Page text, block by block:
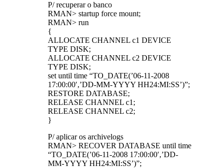
P/ recuperar o banco
RMAN> startup force mount;
RMAN> run
{
ALLOCATE CHANNEL c1 DEVICE
TYPE DISK;
ALLOCATE CHANNEL c2 DEVICE
TYPE DISK;
set until time “TO_DATE(’06-11-2008
17:00:00′,’DD-MM-YYYY HH24:MI:SS’)”;
RESTORE DATABASE;
RELEASE CHANNEL c1;
RELEASE CHANNEL c2;
}
P/ aplicar os archivelogs
RMAN> RECOVER DATABASE until time
“TO_DATE(’06-11-2008 17:00:00′,’DD-
MM-YYYY HH24:MI:SS’)”;